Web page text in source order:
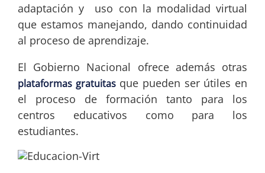
adaptación y uso con la modalidad virtual
que estamos manejando, dando continuidad
al proceso de aprendizaje.
El Gobierno Nacional ofrece además otras
plataformas gratuitasque pueden ser útiles en
el proceso de formación tanto para los
centros educativos como para los
estudiantes.